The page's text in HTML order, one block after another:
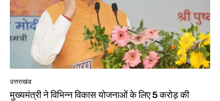
उत्तराखंड
मुख्यमंत्री ने विभिन्न विकास योजनाओं के लिए ₹5 करोड़ की